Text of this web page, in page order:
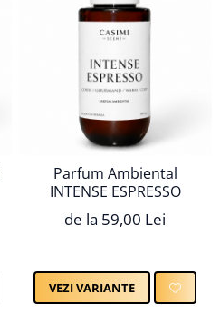
Parfum Ambiental
INTENSE ESPRESSO
de la 59,00 Lei
VEZI VARIANTE